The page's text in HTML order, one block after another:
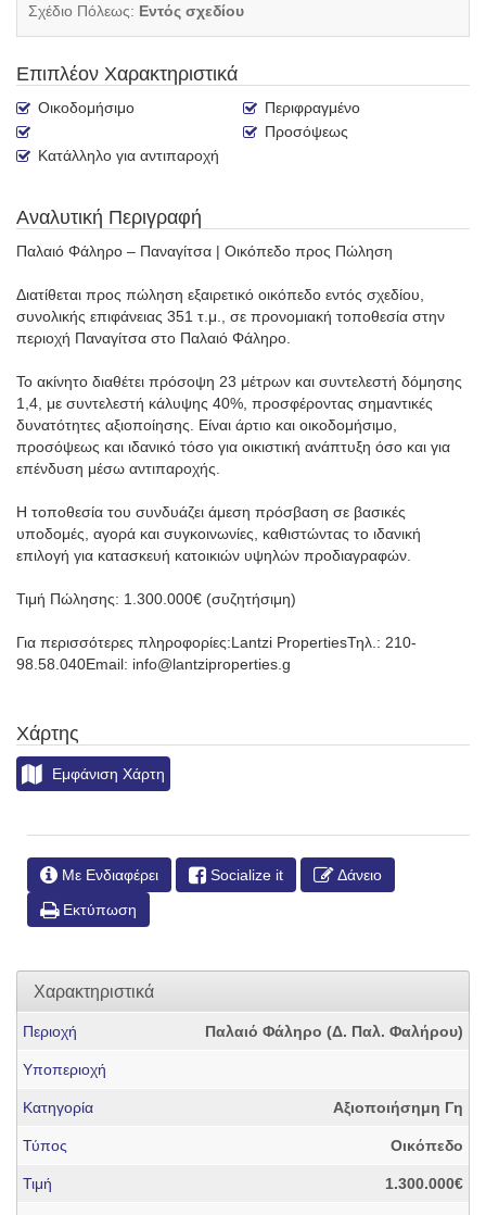
Σχέδιο Πόλεως: Εντός σχεδίου
Επιπλέον Χαρακτηριστικά
Οικοδομήσιμο
Περιφραγμένο
Προσόψεως
Κατάλληλο για αντιπαροχή
Αναλυτική Περιγραφή
Παλαιό Φάληρο – Παναγίτσα | Οικόπεδο προς Πώληση
Διατίθεται προς πώληση εξαιρετικό οικόπεδο εντός σχεδίου,
συνολικής επιφάνειας 351 τ.μ., σε προνομιακή τοποθεσία στην
περιοχή Παναγίτσα στο Παλαιό Φάληρο.
Το ακίνητο διαθέτει πρόσοψη 23 μέτρων και συντελεστή δόμησης
1,4, με συντελεστή κάλυψης 40%, προσφέροντας σημαντικές
δυνατότητες αξιοποίησης. Είναι άρτιο και οικοδομήσιμο,
προσόψεως και ιδανικό τόσο για οικιστική ανάπτυξη όσο και για
επένδυση μέσω αντιπαροχής.
Η τοποθεσία του συνδυάζει άμεση πρόσβαση σε βασικές
υποδομές, αγορά και συγκοινωνίες, καθιστώντας το ιδανική
επιλογή για κατασκευή κατοικιών υψηλών προδιαγραφών.
Τιμή Πώλησης: 1.300.000€ (συζητήσιμη)
Για περισσότερες πληροφορίες:Lantzi PropertiesΤηλ.: 210-
98.58.040Email: info@lantziproperties.g
Χάρτης
Εμφάνιση Χάρτη
Με Ενδιαφέρει Socialize it
Δάνειο
Εκτύπωση
Χαρακτηριστικά
Περιοχή Παλαιό Φάληρο (Δ. Παλ. Φαλήρου)
Υποπεριοχή
Κατηγορία Αξιοποιήσημη Γη
Τύπος Οικόπεδο
Τιμή 1.300.000€